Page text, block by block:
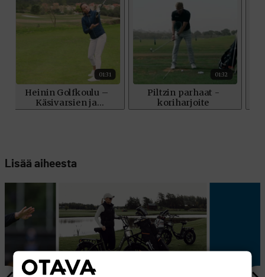
Lisää aiheesta